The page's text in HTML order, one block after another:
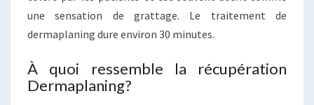
une sensation de grattage. Le traitement de
dermaplaning dure environ 30 minutes.
À quoi ressemble la récupération
Dermaplaning?